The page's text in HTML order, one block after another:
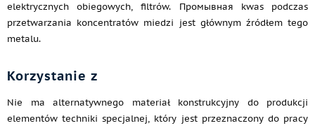
elektrycznych obiegowych, filtrów. Промывная kwas podczas
przetwarzania koncentratów miedzi jest głównym źródłem tego
metalu.
Korzystanie z
Nie ma alternatywnego materiał konstrukcyjny do produkcji
elementów techniki specjalnej, który jest przeznaczony do pracy